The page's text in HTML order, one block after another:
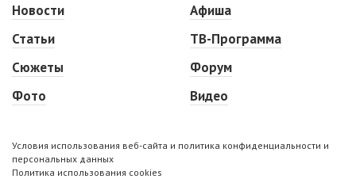
Новости
Статьи
Сюжеты
Фото
Афиша
ТВ-Программа
Форум
Видео
Условия использования веб-сайта и политика конфиденциальности и
персональных данных
Политика использования cookies